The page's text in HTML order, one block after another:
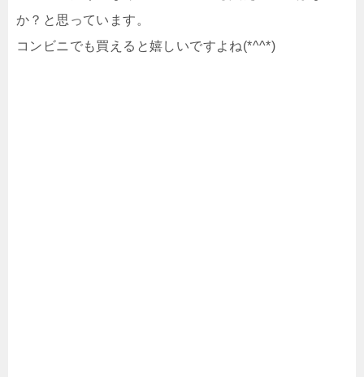
か？と思っています。
コンビニでも買えると嬉しいですよね(*^^*)